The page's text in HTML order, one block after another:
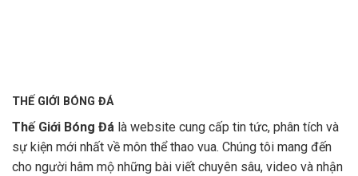
THẾ GIỚI BÓNG ĐÁ
Thế Giới Bóng Đá là website cung cấp tin tức, phân tích và
sự kiện mới nhất về môn thể thao vua. Chúng tôi mang đến
cho người hâm mộ những bài viết chuyên sâu, video và nhận